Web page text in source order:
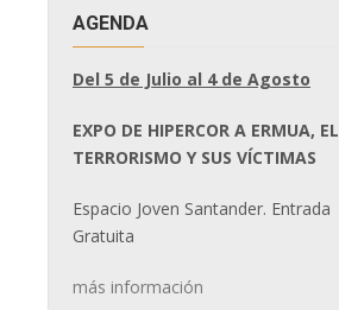
AGENDA
Del 5 de Julio al 4 de Agosto
EXPO DE HIPERCOR A ERMUA, EL
TERRORISMO Y SUS VÍCTIMAS
Espacio Joven Santander. Entrada
Gratuita
más información